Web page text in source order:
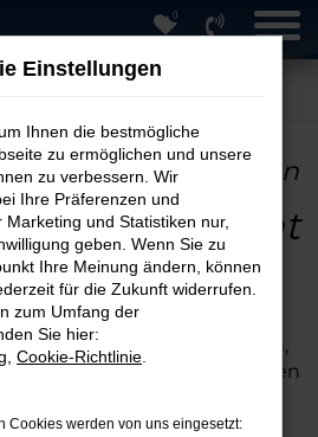
0
günstig kaufen
in Lübeck: Fiat
kaufen
daran gedacht, einen Fiat
Der Vorteil besteht darin,
eine Lieferung direkt zu Ihnen
Umgebung erhalten.
wie geschaffen für
Einstellungen
Ihnen die bestmögliche
zu ermöglichen und unsere
zu verbessern. Wir
Ihre Präferenzen und
und Statistiken nur,
geben. Wenn Sie zu
Ihre Meinung ändern, können
für die Zukunft widerrufen.
zum Umfang der
Sie hier:
Cookie-Richtlinie
Cookies werden von uns eingesetzt: